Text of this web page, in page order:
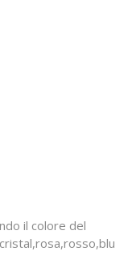
il colore del